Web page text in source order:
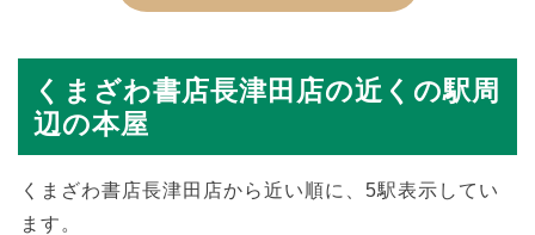
くまざわ書店長津田店の近くの駅周
辺の本屋
くまざわ書店長津田店から近い順に、5駅表示してい
ます。